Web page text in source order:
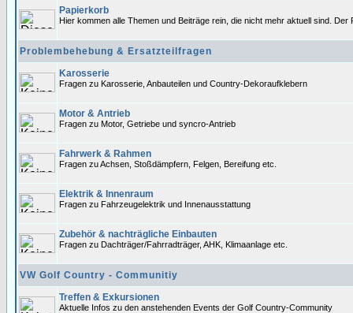
Papierkorb
Hier kommen alle Themen und Beiträge rein, die nicht mehr aktuell sind.
Problembehebung & Ersatzteilfragen
Karosserie
Fragen zu Karosserie, Anbauteilen und Country-Dekoraufklebern
Motor & Antrieb
Fragen zu Motor, Getriebe und syncro-Antrieb
Fahrwerk & Rahmen
Fragen zu Achsen, Stoßdämpfern, Felgen, Bereifung etc.
Elektrik & Innenraum
Fragen zu Fahrzeugelektrik und Innenausstattung
Zubehör & nachträgliche Einbauten
Fragen zu Dachträger/Fahrradträger, AHK, Klimaanlage etc.
VW Golf Country - Communitiy
Treffen & Exkursionen
Aktuelle Infos zu den anstehenden Events der Golf Country-Community